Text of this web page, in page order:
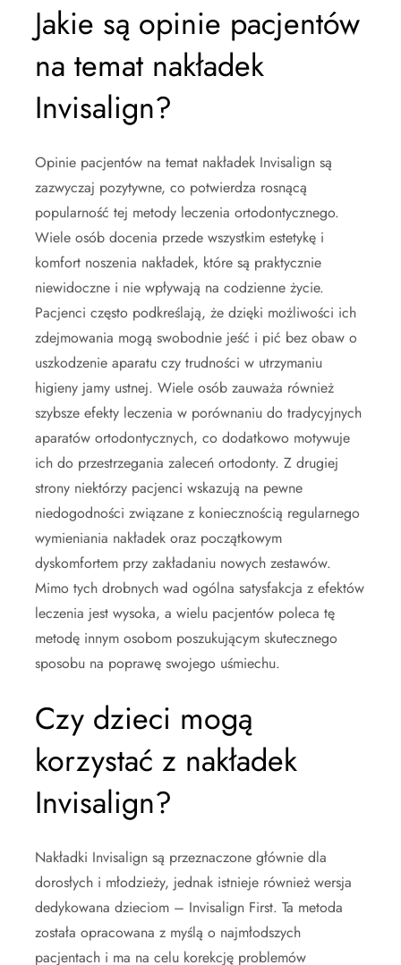
Jakie są opinie pacjentów
na temat nakładek
Invisalign?
Opinie pacjentów na temat nakładek Invisalign są
zazwyczaj pozytywne, co potwierdza rosnącą
popularność tej metody leczenia ortodontycznego.
Wiele osób docenia przede wszystkim estetykę i
komfort noszenia nakładek, które są praktycznie
niewidoczne i nie wpływają na codzienne życie.
Pacjenci często podkreślają, że dzięki możliwości ich
zdejmowania mogą swobodnie jeść i pić bez obaw o
uszkodzenie aparatu czy trudności w utrzymaniu
higieny jamy ustnej. Wiele osób zauważa również
szybsze efekty leczenia w porównaniu do tradycyjnych
aparatów ortodontycznych, co dodatkowo motywuje
ich do przestrzegania zaleceń ortodonty. Z drugiej
strony niektórzy pacjenci wskazują na pewne
niedogodności związane z koniecznością regularnego
wymieniania nakładek oraz początkowym
dyskomfortem przy zakładaniu nowych zestawów.
Mimo tych drobnych wad ogólna satysfakcja z efektów
leczenia jest wysoka, a wielu pacjentów poleca tę
metodę innym osobom poszukującym skutecznego
sposobu na poprawę swojego uśmiechu.
Czy dzieci mogą
korzystać z nakładek
Invisalign?
Nakładki Invisalign są przeznaczone głównie dla
dorosłych i młodzieży, jednak istnieje również wersja
dedykowana dzieciom – Invisalign First. Ta metoda
została opracowana z myślą o najmłodszych
pacjentach i ma na celu korekcję problemów